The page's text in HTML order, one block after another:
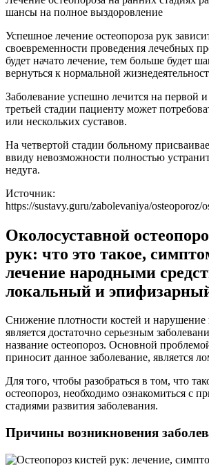
шансы на полное выздоровление
Успешное лечение остеопороза рук
своевременности проведения лечебных
будет начато лечение, тем больше будет
вернуться к нормальной
Заболевание успешно лечится на первой
третьей стадии пациенту может
или нескольких суставов.
На четвертой стадии больному
ввиду невозможности полностью
недуга.
Источник:
https://sustavy.guru/zabolevaniya/osteoporoz/
Околосуставной
рук: что это такое,
лечение народными
локальный и
Снижение плотности костей и нарушение
является достаточно серьезным
название остеопороз. Основной
приносит данное заболевание, является
Для того, чтобы разобраться в том, что
остеопороз, необходимо ознакомиться с
стадиями развития заболевания.
Причины возникновения